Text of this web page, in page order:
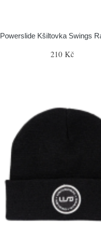
Powerslide Kšiltovka Swings
210 Kč